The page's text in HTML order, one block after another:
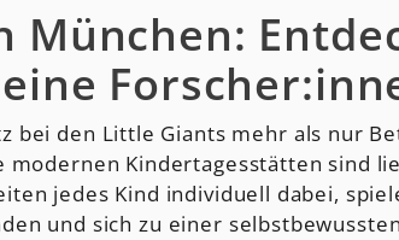
bei den Little Giants mehr als nur
modernen Kindertagesstätten sind
jedes Kind individuell dabei,
und sich zu einer